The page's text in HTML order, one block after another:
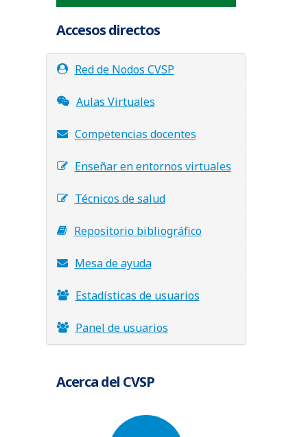
Accesos directos
Red de Nodos CVSP
Aulas Virtuales
Competencias docentes
Enseñar en entornos virtuales
Técnicos de salud
Repositorio bibliográfico
Mesa de ayuda
Estadísticas de usuarios
Panel de usuarios
Acerca del CVSP